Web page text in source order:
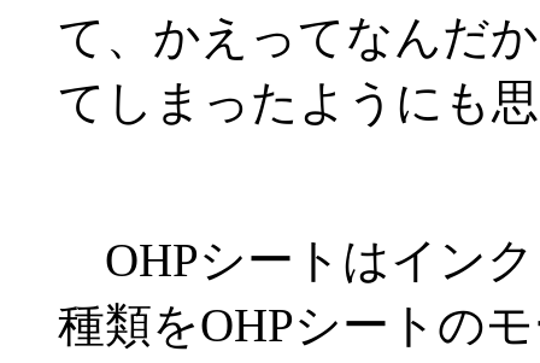
て、かえってなんだ
てしまったようにも
OHPシートはイン
種類をOHPシートの